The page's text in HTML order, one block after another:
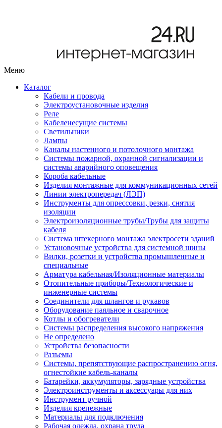
Меню
Каталог
Кабели и провода
Электроустановочные изделия
Реле
Кабеленесущие системы
Светильники
Лампы
Каналы настенного и потолочного монтажа
Системы пожарной, охранной сигнализации и
системы аварийного оповещения
Короба кабельные
Изделия монтажные для коммуникационных сетей
Линии электропередач (ЛЭП)
Инструменты для опрессовки, резки, снятия
изоляции
Электроизоляционные трубы/Трубы для защиты
кабеля
Система штекерного монтажа электросети зданий
Установочные устройства для системной шины
Вилки, розетки и устройства промышленные и
специальные
Арматура кабельная/Изоляционные материалы
Отопительные приборы/Технологические и
инженерные системы
Соединители для шлангов и рукавов
Оборудование паяльное и сварочное
Котлы и обогреватели
Системы распределения высокого напряжения
Не определено
Устройства безопасности
Разъемы
Системы, препятствующие распространению огня,
огнестойкие кабель-каналы
Батарейки, аккумуляторы, зарядные устройства
Электроинструменты и аксессуары для них
Инструмент ручной
Изделия крепежные
Материалы для подключения
Рабочая одежда, охрана труда